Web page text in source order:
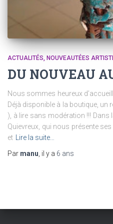
ACTUALITÉS NOUVEAUTÉES
DU NOUVEAU
Nous sommes heureux
Déjà disponible à la boutique, un
), à lire sans modération !!! Dans
Quievreux, qui nous présente ses
et
Lire la suite…
Par manu , il y a 6 ans